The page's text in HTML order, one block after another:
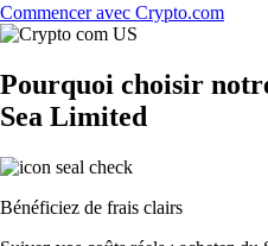
Commencer avec Crypto.com
Pourquoi choisir
Sea Limited
Bénéficiez de frais clairs